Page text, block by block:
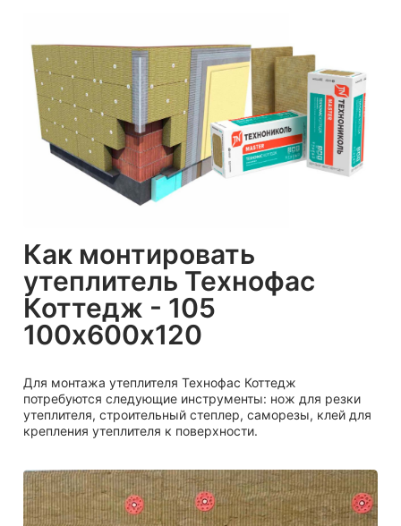
Как монтировать
утеплитель Технофас
Коттедж - 105
100х600х120
Для монтажа утеплителя Технофас Коттедж
потребуются следующие инструменты: нож для резки
утеплителя, строительный степлер, саморезы, клей для
крепления утеплителя к поверхности.